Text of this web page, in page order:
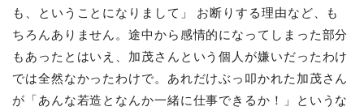
も、ということになりまして」 お断りする理由など、も
ちろんありません。途中から感情的になってしまった部分
もあったとはいえ、加茂さんという個人が嫌いだったわけ
では全然なかったわけで。あれだけぶっ叩かれた加茂さん
が「あんな若造となんか一緒に仕事できるか！」というな